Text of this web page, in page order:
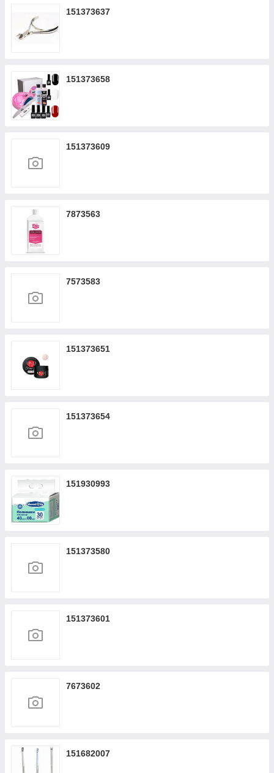
151373637
151373658
151373609
7873563
7573583
151373651
151373654
151930993
151373580
151373601
7673602
151682007